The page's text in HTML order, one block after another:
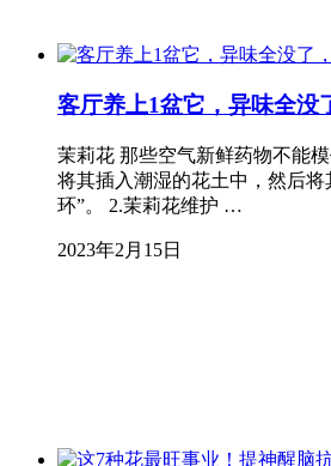
客厅养上1盆它，异味全没
茉莉花 那些空气新鲜药物不能
将其插入潮湿的花土中，然后
环”。 2.茉莉花维护 …
2023年2月15日